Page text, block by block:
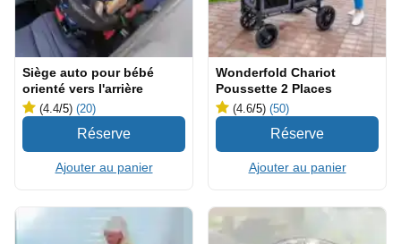
Siège auto pour bébé
orienté vers l'arrière
(4.4/5) (20)
Ajouter au panier
Wonderfold Chariot
Poussette 2 Places
(4.6/5) (50)
Ajouter au panier